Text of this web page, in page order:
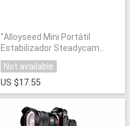
"Alloyseed Mini Portátil
Estabilizador Steadycam
Cámara Héroe
Not available
US $17.55